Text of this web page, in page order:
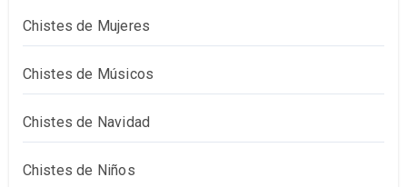
Chistes de Mujeres
Chistes de Músicos
Chistes de Navidad
Chistes de Niños